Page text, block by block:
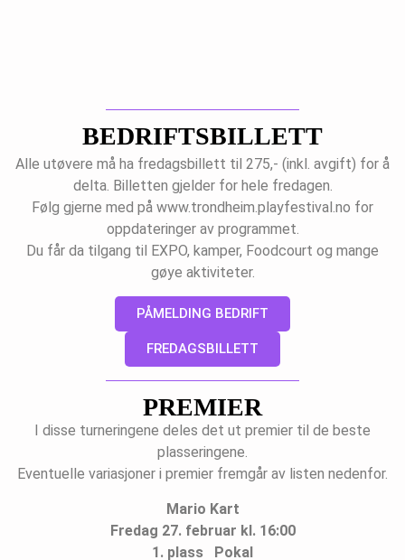
BEDRIFTSBILLETT
Alle utøvere må ha fredagsbillett til 275,- (inkl. avgift) for å
delta. Billetten gjelder for hele fredagen.
Følg gjerne med på www.trondheim.playfestival.no for
oppdateringer av programmet.
Du får da tilgang til EXPO, kamper, Foodcourt og mange
gøye aktiviteter.
PÅMELDING BEDRIFT
FREDAGSBILLETT
PREMIER
I disse turneringene deles det ut premier til de beste
plasseringene.
Eventuelle variasjoner i premier fremgår av listen nedenfor.
Mario Kart
Fredag 27. februar kl. 16:00
1. plass Pokal